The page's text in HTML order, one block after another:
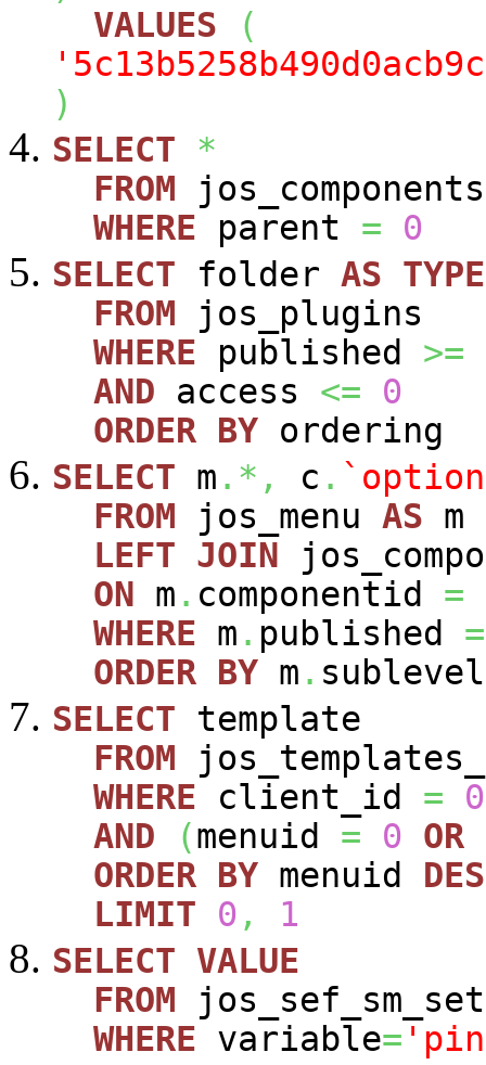
VALUES
(
)
SELECT
*
FROM jos_components
WHERE parent =
0
SELECT folder AS TYPE
FROM jos_plugins
WHERE published >=
AND access <=
0
ORDER BY ordering
SELECT m .*, c .
FROM jos_menu AS m
LEFT JOIN
ON m . componentid =
WHERE m . published =
ORDER BY m . sublevel
SELECT template
FROM
WHERE client_id =
0
AND
(menuid = 0 OR
ORDER BY menuid
LIMIT
0 ,
1
SELECT VALUE
FROM
WHERE variable=